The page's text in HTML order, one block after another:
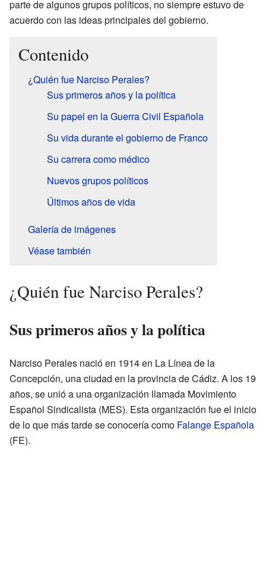
parte de algunos grupos políticos, no siempre estuvo de
acuerdo con las ideas principales del gobierno.
Contenido
¿Quién fue Narciso Perales?
Sus primeros años y la política
Su papel en la Guerra Civil Española
Su vida durante el gobierno de Franco
Su carrera como médico
Nuevos grupos políticos
Últimos años de vida
Galería de imágenes
Véase también
¿Quién fue Narciso Perales?
Sus primeros años y la política
Narciso Perales nació en 1914 en La Línea de la
Concepción, una ciudad en la provincia de Cádiz. A los 19
años, se unió a una organización llamada Movimiento
Español Sindicalista (MES). Esta organización fue el inicio
de lo que más tarde se conocería como Falange Española
(FE).